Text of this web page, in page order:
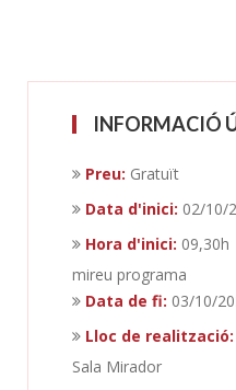
INFORMACIÓ
Preu: Gratuït
Data d'inici: 02/10/
Hora d'inici: 09,30h
mireu programa
Data de fi: 03/10/
Lloc de realització:
Sala Mirador